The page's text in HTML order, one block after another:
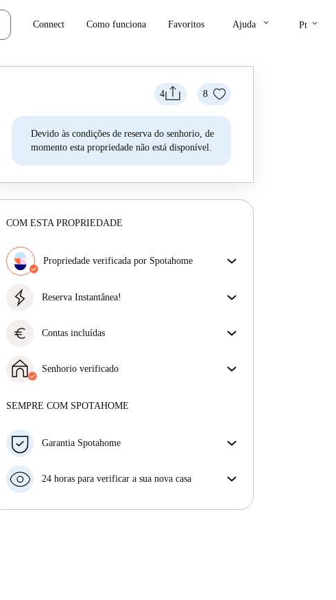
Connect Como funciona Favoritos Ajuda keyboard_arrow_down Pt keyboard_arrow_down
4 8
Devido às condições de reserva do senhorio, de
momento esta propriedade não está disponível.
COM ESTA PROPRIEDADE
Propriedade verificada por Spotahome
obténs exatamente o que vês no anúncio.
Reserva Instantânea!
imediatamente se cumprir as
euro Contas incluídas
incluídas. A renda e as contas estão todas incluídas
para uma experiência sem preocupações
Senhorio verificado
Mais sobre este senhorio
SEMPRE COM SPOTAHOME
Garantia Spotahome
antecedência, nós iremos A) pagar um hotel e ajudá-
seu dinheiro na totalidade.
24 horas para verificar a sua nova casa